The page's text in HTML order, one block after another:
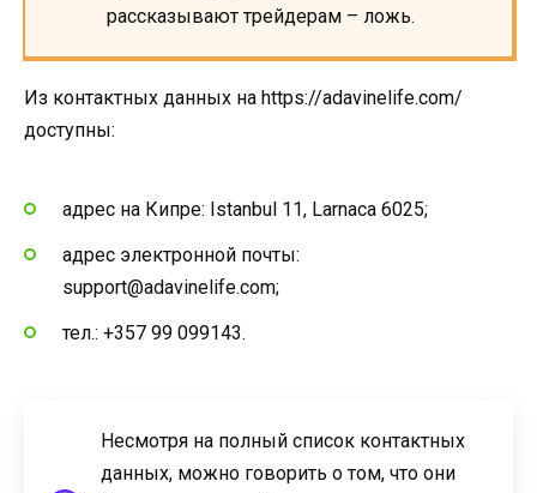
рассказывают трейдерам – ложь.
Из контактных данных на https://adavinelife.com/
доступны:
адрес на Кипре: Istanbul 11, Larnaca 6025;
адрес электронной почты:
support@adavinelife.com;
тел.: +357 99 099143.
Несмотря на полный список контактных
данных, можно говорить о том, что они